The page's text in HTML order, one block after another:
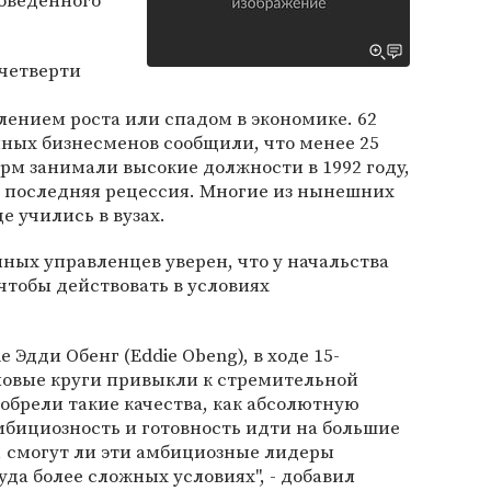
роста или спадом в экономике. 62
бизнесменов сообщили, что менее 25
занимали высокие должности в 1992 году,
рецессия. Многие из нынешних
учились в вузах.
управленцев уверен, что у начальства
действовать в условиях
Эдди Обенг (Eddie Obeng), в ходе 15-
круги привыкли к стремительной
такие качества, как абсолютную
и готовность идти на большие
смогут ли эти амбициозные лидеры
более сложных условиях", - добавил